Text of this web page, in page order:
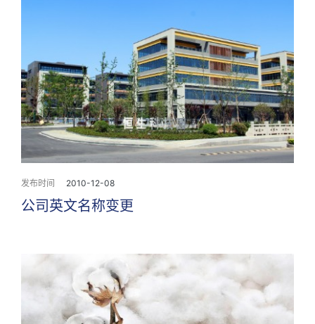
发布时间 2010-12-08
公司英文名称变更